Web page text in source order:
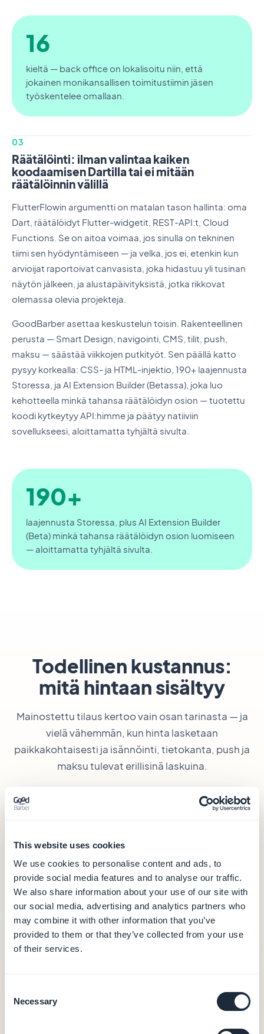
This website uses cookies
We use cookies to personalise content and ads, to
provide social media features and to analyse our traffic.
We also share information about your use of our site with
our social media, advertising and analytics partners who
may combine it with other information that you’ve
provided to them or that they’ve collected from your use
of their services.
Selection
Necessary
16
kieltä — back office on lokalisoitu niin, että
jokainen monikansallisen toimitustiimin jäsen
työskentelee omallaan.
03
Räätälöinti: ilman valintaa kaiken
koodaamisen Dartilla tai ei mitään
räätälöinnin välillä
FlutterFlowin argumentti on matalan tason hallinta: oma
Dart, räätälöidyt Flutter-widgetit, REST-API:t, Cloud
Functions. Se on aitoa voimaa, jos sinulla on tekninen
tiimi sen hyödyntämiseen — ja velka, jos ei, etenkin kun
arvioijat raportoivat canvasista, joka hidastuu yli tusinan
näytön jälkeen, ja alustapäivityksistä, jotka rikkovat
olemassa olevia projekteja.
GoodBarber asettaa keskustelun toisin. Rakenteellinen
perusta — Smart Design, navigointi, CMS, tilit, push,
maksu — säästää viikkojen putkityöt. Sen päällä katto
pysyy korkealla: CSS- ja HTML-injektio, 190+ laajennusta
Storessa, ja AI Extension Builder (Betassa), joka luo
kehotteella minkä tahansa räätälöidyn osion — tuotettu
koodi kytkeytyy API:himme ja päätyy natiiviin
sovellukseesi, aloittamatta tyhjältä sivulta.
190+
laajennusta Storessa, plus AI Extension Builder
(Beta) minkä tahansa räätälöidyn osion luomiseen
— aloittamatta tyhjältä sivulta.
Todellinen kustannus:
mitä hintaan sisältyy
Mainostettu tilaus kertoo vain osan tarinasta — ja
vielä vähemmän, kun hinta lasketaan
paikkakohtaisesti ja isännöinti, tietokanta, push ja
maksu tulevat erillisinä laskuina.
GoodBarber
30 €/kk (360 €/vuosi)
Hosting ja tietokanta (data Euroopassa)
CMS ja täysi back office
Push-ilmoitukset (10 000/kk aloitustasolla)
Sisäänrakennettu analytiikka
PWA-tuotos
0 % komissio verkkokauppatapahtumista
Natiivi iOS- + Android-tuotos (Swift + Kotlin)